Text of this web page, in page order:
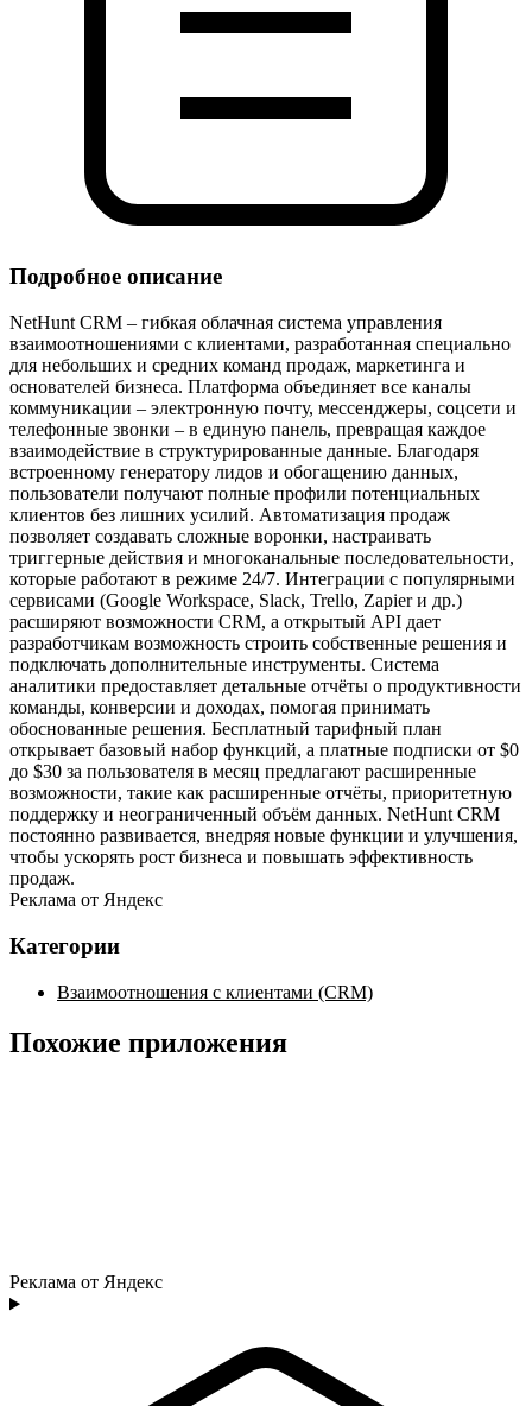
Подробное описание
NetHunt CRM – гибкая облачная система управления
взаимоотношениями с клиентами, разработанная специально
для небольших и средних команд продаж, маркетинга и
основателей бизнеса. Платформа объединяет все каналы
коммуникации – электронную почту, мессенджеры, соцсети и
телефонные звонки – в единую панель, превращая каждое
взаимодействие в структурированные данные. Благодаря
встроенному генератору лидов и обогащению данных,
пользователи получают полные профили потенциальных
клиентов без лишних усилий. Автоматизация продаж
позволяет создавать сложные воронки, настраивать
триггерные действия и многоканальные последовательности,
которые работают в режиме 24/7. Интеграции с популярными
сервисами (Google Workspace, Slack, Trello, Zapier и др.)
расширяют возможности CRM, а открытый API дает
разработчикам возможность строить собственные решения и
подключать дополнительные инструменты. Система
аналитики предоставляет детальные отчёты о продуктивности
команды, конверсии и доходах, помогая принимать
обоснованные решения. Бесплатный тарифный план
открывает базовый набор функций, а платные подписки от $0
до $30 за пользователя в месяц предлагают расширенные
возможности, такие как расширенные отчёты, приоритетную
поддержку и неограниченный объём данных. NetHunt CRM
постоянно развивается, внедряя новые функции и улучшения,
чтобы ускорять рост бизнеса и повышать эффективность
продаж.
Реклама от Яндекс
Категории
Взаимоотношения с клиентами (CRM)
Похожие приложения
Реклама от Яндекс